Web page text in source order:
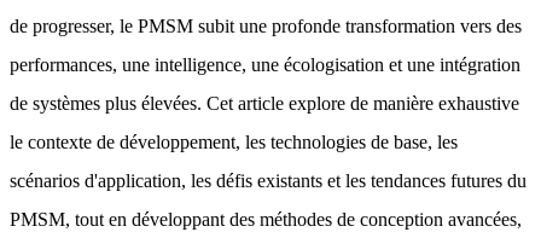
de progresser, le PMSM subit une profonde transformation vers des
performances, une intelligence, une écologisation et une intégration
de systèmes plus élevées. Cet article explore de manière exhaustive
le contexte de développement, les technologies de base, les
scénarios d'application, les défis existants et les tendances futures du
PMSM, tout en développant des méthodes de conception avancées,